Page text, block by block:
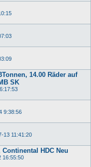
14.00 Räder auf
SK
9:38:56
13 11:41:20
Continental HDC Neu
16:55:50